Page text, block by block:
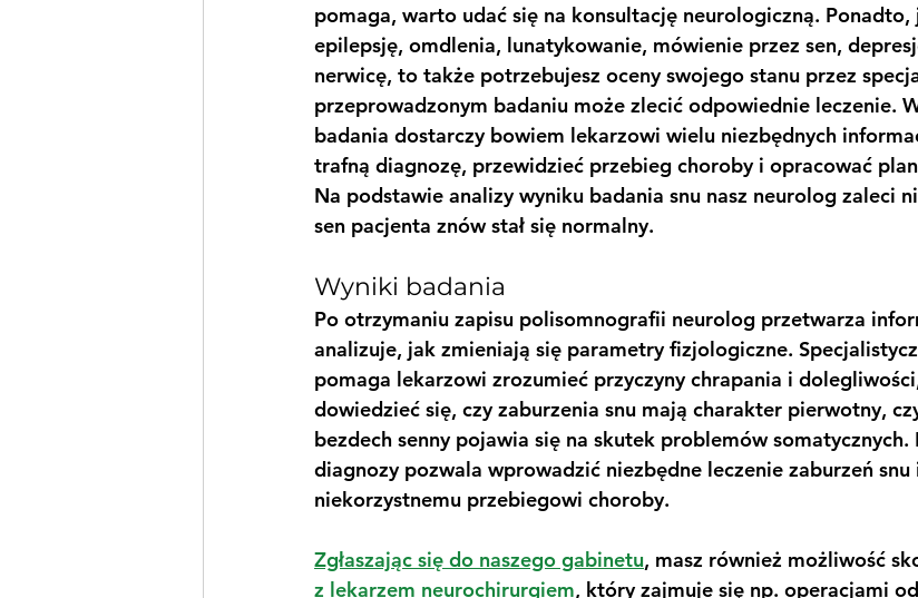
pomaga, warto udać się na konsultację neurologiczną. Ponadto,
epilepsję, omdlenia, lunatykowanie, mówienie przez sen,
nerwicę, to także potrzebujesz oceny swojego stanu przez
przeprowadzonym badaniu może zlecić odpowiednie leczenie.
badania dostarczy bowiem lekarzowi wielu niezbędnych
trafną diagnozę, przewidzieć przebieg choroby i opracować
Na podstawie analizy wyniku badania snu nasz neurolog zaleci
sen pacjenta znów stał się normalny.
Wyniki badania
Po otrzymaniu zapisu polisomnografii neurolog przetwarza
analizuje, jak zmieniają się parametry fizjologiczne.
pomaga lekarzowi zrozumieć przyczyny chrapania i
dowiedzieć się, czy zaburzenia snu mają charakter pierwotny,
bezdech senny pojawia się na skutek problemów
diagnozy pozwala wprowadzić niezbędne leczenie zaburzeń
niekorzystnemu przebiegowi choroby.
Zgłaszając się do naszego gabinetu, masz również możliwość
z lekarzem neurochirurgiem, który zajmuje się np. operacjami